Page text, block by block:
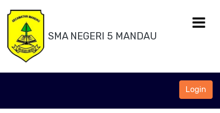
SMA NEGERI 5 MANDAU
Login